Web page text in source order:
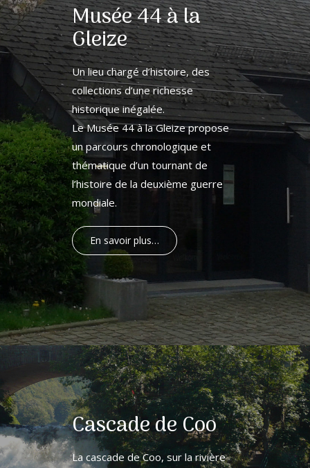
Musée 44 à la
Gleize
Un lieu chargé d’histoire, des
collections d’une richesse
historique inégalée.
Le Musée 44 à la Gleize propose
un parcours chronologique et
thématique d’un tournant de
l’histoire de la deuxième guerre
mondiale.
En savoir plus…
Cascade de Coo
La cascade de Coo, sur la rivière